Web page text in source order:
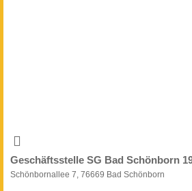
Geschäftsstelle SG Bad Schönborn
Schönbornallee 7, 76669 Bad Schönborn